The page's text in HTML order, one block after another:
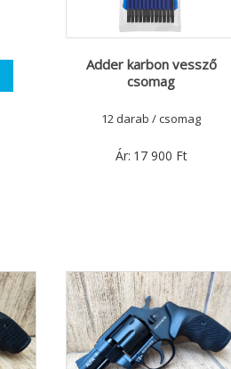
Adder karbon vessző
csomag
12 darab / csomag
Ár: 17 900 Ft